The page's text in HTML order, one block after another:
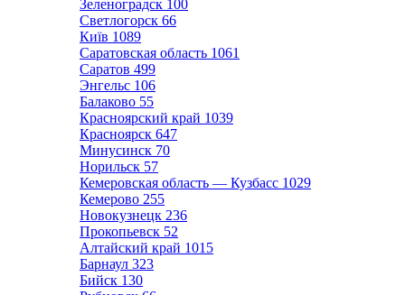
Зеленоградск 100
Светлогорск 66
Київ 1089
Саратовская область 1061
Саратов 499
Энгельс 106
Балаково 55
Красноярский край 1039
Красноярск 647
Минусинск 70
Норильск 57
Кемеровская область — Кузбасс 1029
Кемерово 255
Новокузнецк 236
Прокопьевск 52
Алтайский край 1015
Барнаул 323
Бийск 130